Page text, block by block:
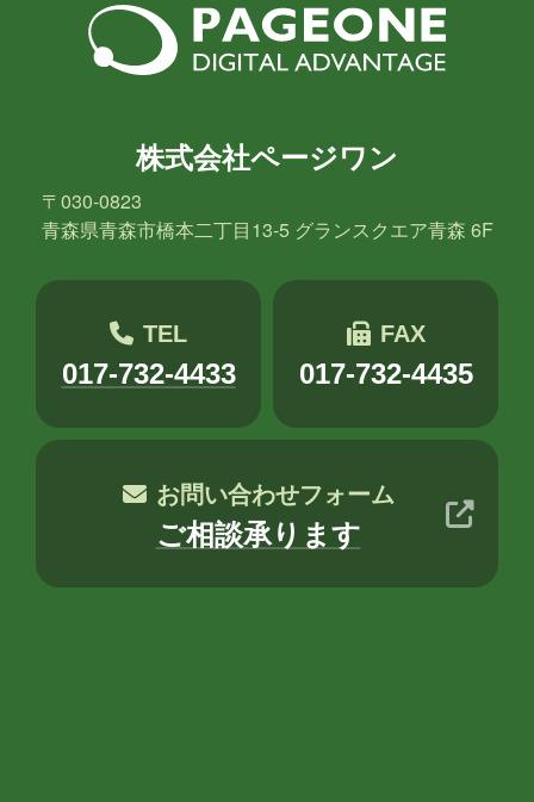
株式会社ページワン
〒030-0823
青森県青森市橋本二丁目13-5 グランスクエア青森 6F
TEL
017-732-4433
FAX
017-732-4435
お問い合わせフォーム
ご相談承ります